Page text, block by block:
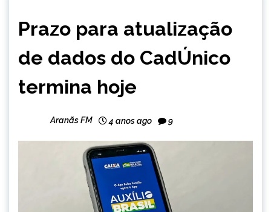
NOTÍCIAS
Prazo para atualização
de dados do CadÚnico
termina hoje
Aranãs FM 4 anos ago 9